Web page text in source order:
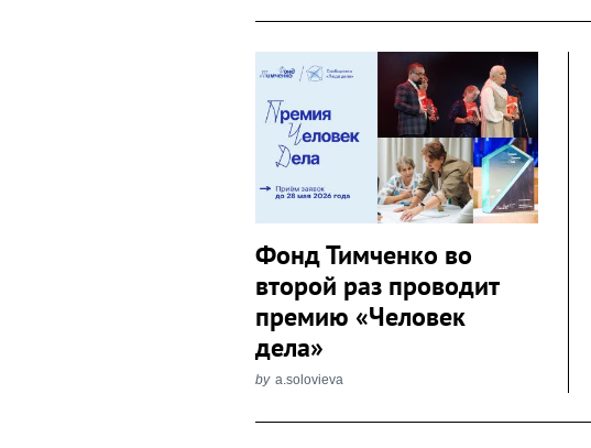
Фонд Тимченко во
второй раз проводит
премию «Человек
дела»
by a.solovieva